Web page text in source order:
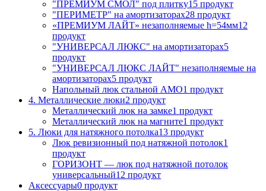
"ПРЕМИУМ СМОЛ" под плитку15 продукт
"ПЕРИМЕТР" на амортизаторах28 продукт
«ПРЕМИУМ ЛАЙТ» незаполняемые h=54мм12
продукт
"УНИВЕРСАЛ ЛЮКС" на амортизаторах5
продукт
"УНИВЕРСАЛ ЛЮКС ЛАЙТ" незаполняемые на
амортизаторах5 продукт
Напольный люк стальной АМО1 продукт
4. Металлические люки2 продукт
Металлический люк на замке1 продукт
Металлический люк на магните1 продукт
5. Люки для натяжного потолка13 продукт
Люк ревизионный под натяжной потолок1
продукт
ГОРИЗОНТ — люк под натяжной потолок
универсальный12 продукт
Аксессуары0 продукт